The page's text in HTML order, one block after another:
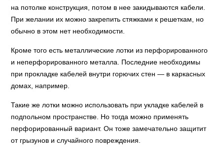
на потолке конструкция, потом в нее закидываются кабели.
При желании их можно закрепить стяжками к решеткам, но
обычно в этом нет необходимости.
Кроме того есть металлические лотки из перфорированного
и неперфорированного металла. Последние необходимы
при прокладке кабелей внутри горючих стен — в каркасных
домах, например.
Такие же лотки можно использовать при укладке кабелей в
подпольном пространстве. Но тогда можно применять
перфорированный вариант. Он тоже замечательно защитит
от грызунов и случайного повреждения.